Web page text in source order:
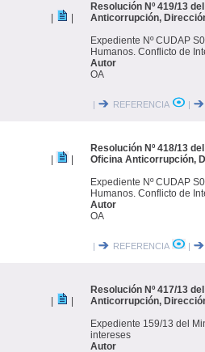
Resolución Nº 419/13
Anticorrupción,
Expediente Nº CUDAP
Humanos. Conflicto de
Autor
OA
| REFERENCIA |
Resolución Nº 418/13
Oficina Anticorrupción,
Expediente Nº CUDAP
Humanos. Conflicto de
Autor
OA
| REFERENCIA |
Resolución Nº 417/13
Anticorrupción,
Expediente 159/13 del
intereses
Autor